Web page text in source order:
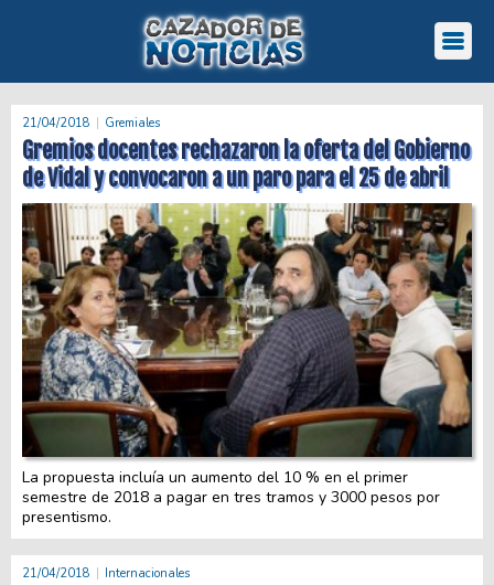
21/04/2018 Gremiales
Gremios docentes rechazaron la oferta del Gobierno
de Vidal y convocaron a un paro para el 25 de abril
La propuesta incluía un aumento del 10 % en el primer
semestre de 2018 a pagar en tres tramos y 3000 pesos por
presentismo.
21/04/2018 Internacionales